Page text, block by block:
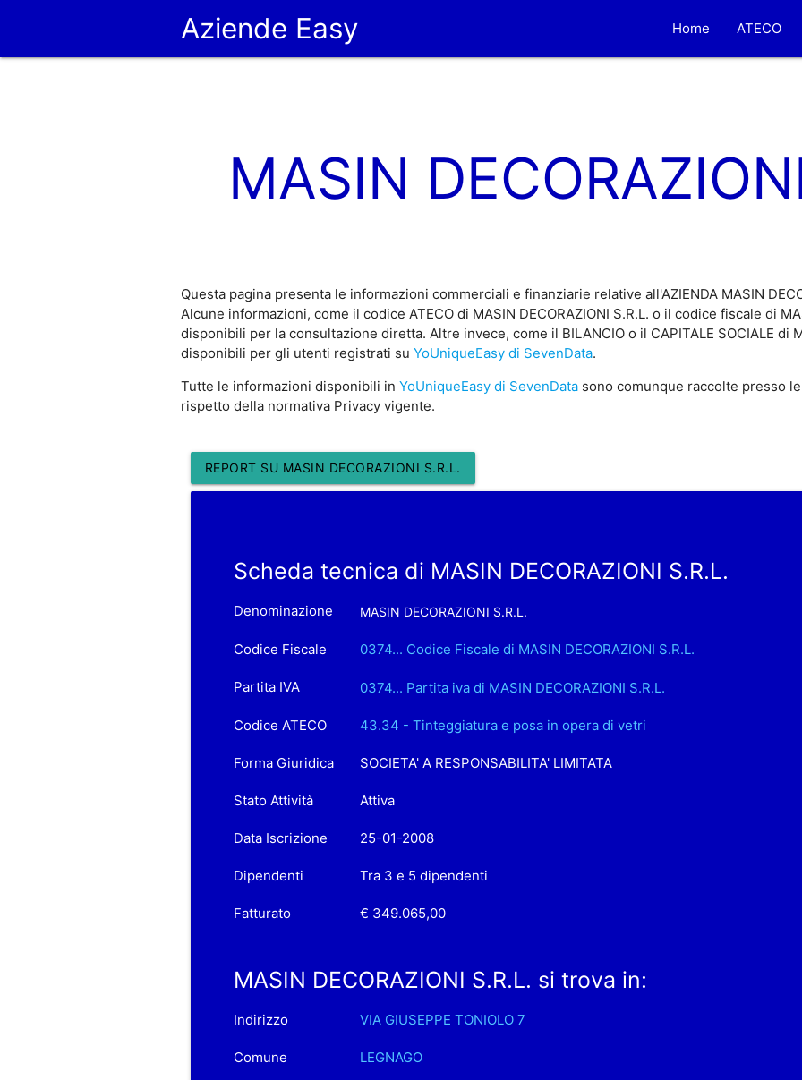
Aziende Easy Home ATECO
MASIN
Questa pagina presenta le informazioni commerciali e finanziarie relative all'AZIENDA MASIN
Alcune informazioni, come il codice ATECO di MASIN DECORAZIONI S.R.L. o il codice fiscale di
disponibili per la consultazione diretta. Altre invece, come il BILANCIO o il CAPITALE SOCIALE di
disponibili per gli utenti registrati su YoUniqueEasy di SevenData.
Tutte le informazioni disponibili in YoUniqueEasy di SevenDatasono comunque raccolte presso
rispetto della normativa Privacy vigente.
REPORT SU MASIN DECORAZIONI S.R.L.
Scheda tecnica di MASIN DECORAZIONI S.R.L.
Denominazione MASIN DECORAZIONI S.R.L.
Codice Fiscale 0374... Codice Fiscale di MASIN DECORAZIONI S.R.L.
Partita IVA 0374... Partita iva di MASIN DECORAZIONI S.R.L.
Codice ATECO 43.34 - Tinteggiatura e posa in opera di vetri
Forma Giuridica SOCIETA' A RESPONSABILITA' LIMITATA
Stato Attività Attiva
Data Iscrizione 25-01-2008
Dipendenti Tra 3 e 5 dipendenti
Fatturato € 349.065,00
MASIN DECORAZIONI S.R.L. si trova in:
Indirizzo VIA GIUSEPPE TONIOLO 7
Comune LEGNAGO